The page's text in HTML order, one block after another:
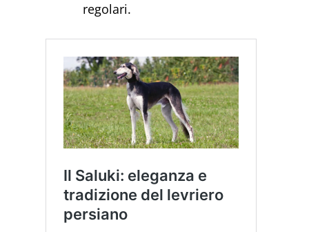
regolari.